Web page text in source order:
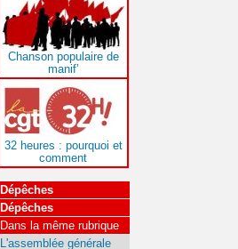
Chanson populaire de
manif’
32 heures : pourquoi et
comment
Dépêches
Dépêches
Dans la même rubrique
L'assemblée générale